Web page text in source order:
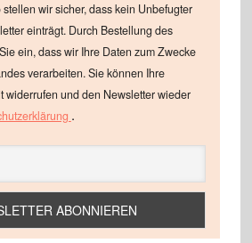
wir sicher, dass kein Unbefugter
einträgt. Durch Bestellung des
ein, dass wir Ihre Daten zum Zwecke
verarbeiten. Sie können Ihre
widerrufen und den Newsletter wieder
.